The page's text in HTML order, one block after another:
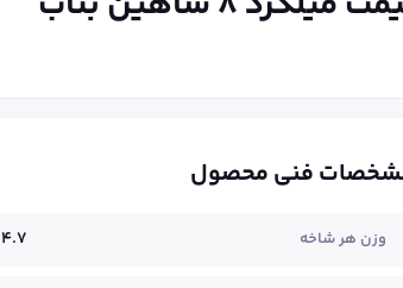
فنی محصول
وزن هر شاخه 4.7